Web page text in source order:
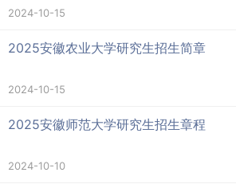
2024-10-15
2025安徽农业大学研究生招生简章
2024-10-15
2025安徽师范大学研究生招生章程
2024-10-10